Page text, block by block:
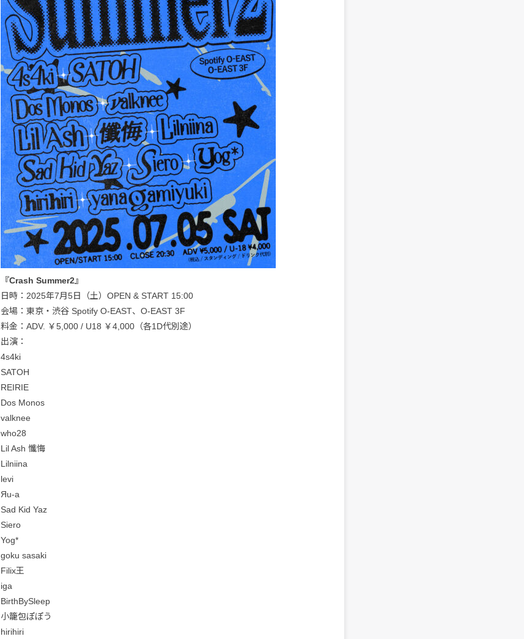
『Crash Summer2』
日時：2025年7月5日（土）OPEN & START 15:00
会場：東京・渋谷 Spotify O-EAST、O-EAST 3F
料金：ADV. ￥5,000 / U18 ￥4,000（各1D代別途）
出演：
4s4ki
SATOH
REIRIE
Dos Monos
valknee
who28
Lil Ash 懺悔
Lilniina
levi
Яu-a
Sad Kid Yaz
Siero
Yog*
goku sasaki
Filix王
iga
BirthBySleep
小籠包ぽぽう
hirihiri